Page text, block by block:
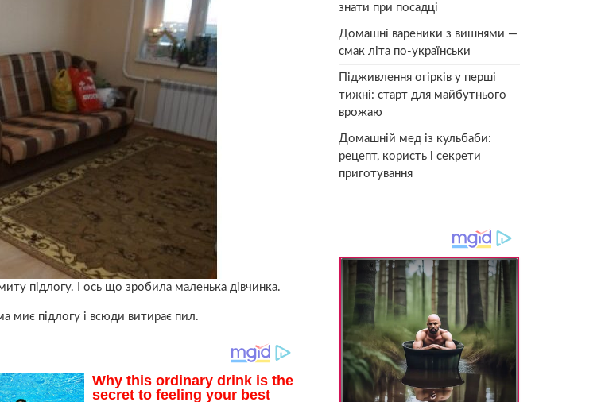
пiдлогу. І ось що зробила маленька дівчинка.
миє підлогу і всюди витирає пил.
знати при посадці
Домашні вареники з вишнями —
смак літа по-українськи
Підживлення огірків у перші
тижні: старт для майбутнього
врожаю
Домашній мед із кульбаби:
рецепт, користь і секрети
приготування